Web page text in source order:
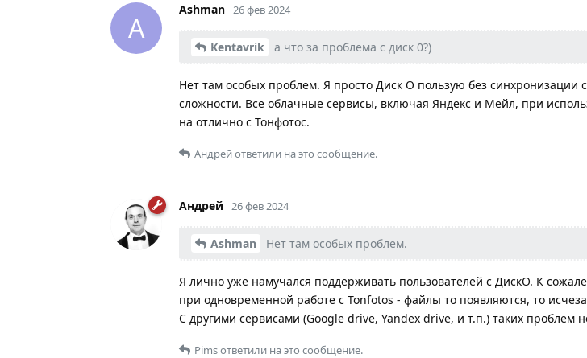
A
Ashman 26 фев 2024
Kentavrik а что за проблема с диск 0?)
Нет там особых проблем. Я просто Диск О пользую без синхронизации
сложности. Все облачные сервисы, включая Яндекс и Мейл, при
на отлично с Тонфотос.
Андрейответили на это сообщение.
Андрей 26 фев 2024
Ashman Нет там особых проблем.
Я лично уже намучался поддерживать пользователей с ДискО. К
при одновременной работе с Tonfotos - файлы то появляются, то
С другими сервисами (Google drive, Yandex drive, и т.п.) таких проблем
Pimsответили на это сообщение.